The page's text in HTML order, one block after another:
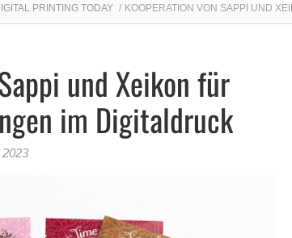
PRINTING TODAY KOOPERATION VON SAPPI UND
und Xeikon für
im Digitaldruck